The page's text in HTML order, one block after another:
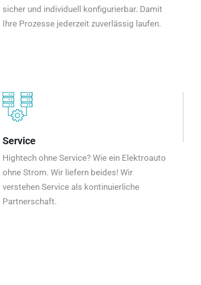
sicher und individuell konfigurierbar. Damit
Ihre Prozesse jederzeit zuverlässig laufen.
Service
Hightech ohne Service? Wie ein Elektroauto
ohne Strom. Wir liefern beides! Wir
verstehen Service als kontinuierliche
Partnerschaft.